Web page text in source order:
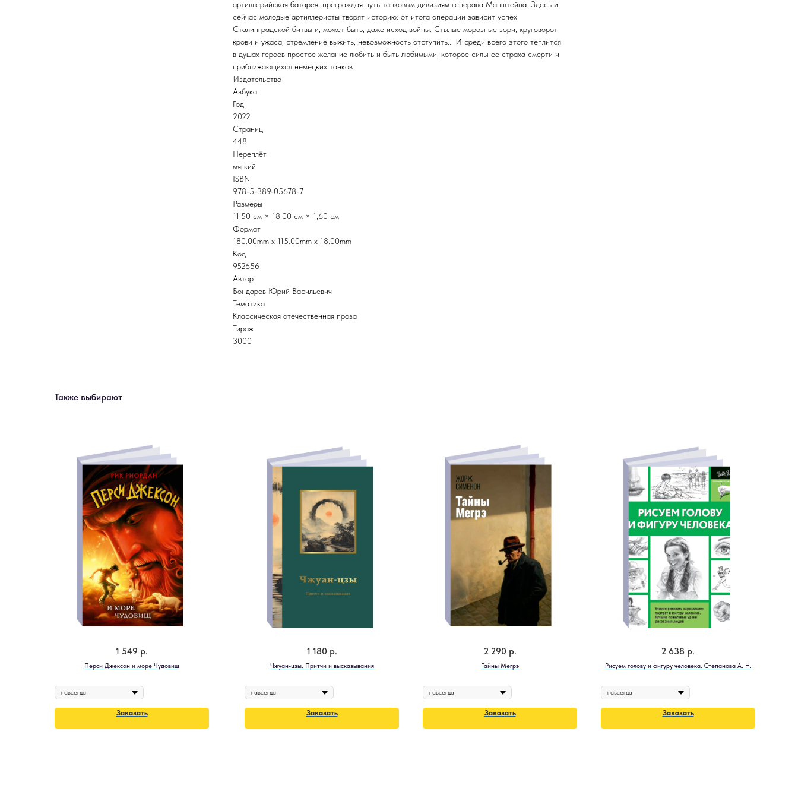
артиллерийская батарея, преграждая путь танковым дивизиям генерала Манштейна. Здесь и
сейчас молодые артиллеристы творят историю: от итога операции зависит успех
Сталинградской битвы и, может быть, даже исход войны. Стылые морозные зори, круговорот
крови и ужаса, стремление выжить, невозможность отступить... И среди всего этого теплится
в душах героев простое желание любить и быть любимыми, которое сильнее страха смерти и
приближающихся немецких танков.
Издательство
Азбука
Год
2022
Страниц
448
Переплёт
мягкий
ISBN
978-5-389-05678-7
Размеры
11,50 см × 18,00 см × 1,60 см
Формат
180.00mm x 115.00mm x 18.00mm
Код
952656
Автор
Бондарев Юрий Васильевич
Тематика
Классическая отечественная проза
Тираж
3000
Также выбирают
Перси Джексон и море Чудовищ
1 549 р.
Заказать
Чжуан-цзы. Притчи и высказывания
1 180 р.
Заказать
Тайны Мегрэ
2 290 р.
Заказать
Рисуем голову и фигуру человека. Степанова А. Н.
2 638 р.
Заказать